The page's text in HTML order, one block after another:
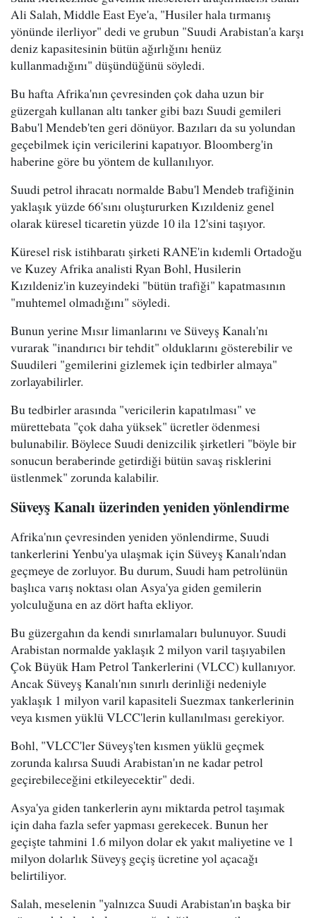
Ali Salah, Middle East Eye'a, "Husiler hala tırmanış
yönünde ilerliyor" dedi ve grubun "Suudi Arabistan'a karşı
deniz kapasitesinin bütün ağırlığını henüz
kullanmadığını" düşündüğünü söyledi.
Bu hafta Afrika'nın çevresinden çok daha uzun bir
güzergah kullanan altı tanker gibi bazı Suudi gemileri
Babu'l Mendeb'ten geri dönüyor. Bazıları da su yolundan
geçebilmek için vericilerini kapatıyor. Bloomberg'in
haberine göre bu yöntem de kullanılıyor.
Suudi petrol ihracatı normalde Babu'l Mendeb trafiğinin
yaklaşık yüzde 66'sını oluştururken Kızıldeniz genel
olarak küresel ticaretin yüzde 10 ila 12'sini taşıyor.
Küresel risk istihbaratı şirketi RANE'in kıdemli Ortadoğu
ve Kuzey Afrika analisti Ryan Bohl, Husilerin
Kızıldeniz'in kuzeyindeki "bütün trafiği" kapatmasının
"muhtemel olmadığını" söyledi.
Bunun yerine Mısır limanlarını ve Süveyş Kanalı'nı
vurarak "inandırıcı bir tehdit" olduklarını gösterebilir ve
Suudileri "gemilerini gizlemek için tedbirler almaya"
zorlayabilirler.
Bu tedbirler arasında "vericilerin kapatılması" ve
mürettebata "çok daha yüksek" ücretler ödenmesi
bulunabilir. Böylece Suudi denizcilik şirketleri "böyle bir
sonucun beraberinde getirdiği bütün savaş risklerini
üstlenmek" zorunda kalabilir.
Süveyş Kanalı üzerinden yeniden yönlendirme
Afrika'nın çevresinden yeniden yönlendirme, Suudi
tankerlerini Yenbu'ya ulaşmak için Süveyş Kanalı'ndan
geçmeye de zorluyor. Bu durum, Suudi ham petrolünün
başlıca varış noktası olan Asya'ya giden gemilerin
yolculuğuna en az dört hafta ekliyor.
Bu güzergahın da kendi sınırlamaları bulunuyor. Suudi
Arabistan normalde yaklaşık 2 milyon varil taşıyabilen
Çok Büyük Ham Petrol Tankerlerini (VLCC) kullanıyor.
Ancak Süveyş Kanalı'nın sınırlı derinliği nedeniyle
yaklaşık 1 milyon varil kapasiteli Suezmax tankerlerinin
veya kısmen yüklü VLCC'lerin kullanılması gerekiyor.
Bohl, "VLCC'ler Süveyş'ten kısmen yüklü geçmek
zorunda kalırsa Suudi Arabistan'ın ne kadar petrol
geçirebileceğini etkileyecektir" dedi.
Asya'ya giden tankerlerin aynı miktarda petrol taşımak
için daha fazla sefer yapması gerekecek. Bunun her
geçişte tahmini 1.6 milyon dolar ek yakıt maliyetine ve 1
milyon dolarlık Süveyş geçiş ücretine yol açacağı
belirtiliyor.
Salah, meselenin "yalnızca Suudi Arabistan'ın başka bir